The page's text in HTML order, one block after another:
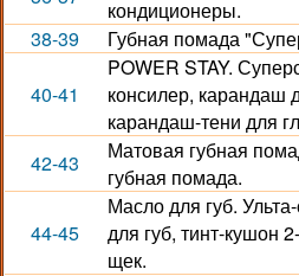
кондиционеры.
38-39
Губная помада
40-41
POWER STAY.
консилер, карандаш
карандаш-тени для
42-43
Матовая губная
губная помада.
44-45
Масло для губ.
для губ, тинт-кушон
щек.